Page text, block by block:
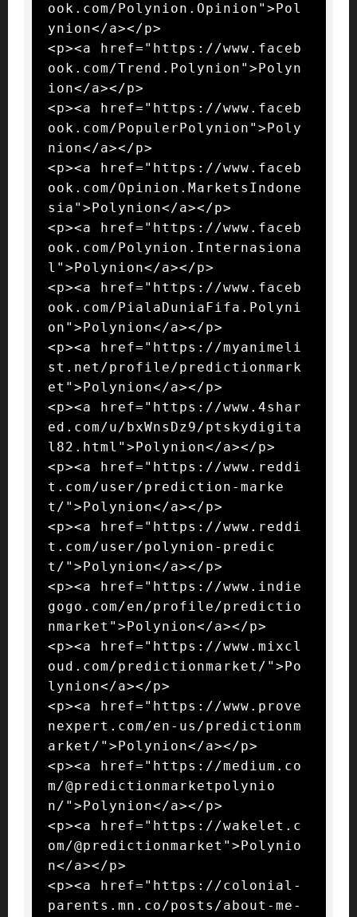
ook.com/Polynion.Opinion">Pol
ynion</a></p>
<p><a href="https://www.faceb
ook.com/Trend.Polynion">Polyn
ion</a></p>
<p><a href="https://www.faceb
ook.com/PopulerPolynion">Poly
nion</a></p>
<p><a href="https://www.faceb
ook.com/Opinion.MarketsIndone
sia">Polynion</a></p>
<p><a href="https://www.faceb
ook.com/Polynion.Internasiona
l">Polynion</a></p>
<p><a href="https://www.faceb
ook.com/PialaDuniaFifa.Polyni
on">Polynion</a></p>
<p><a href="https://myanimeli
st.net/profile/predictionmark
et">Polynion</a></p>
<p><a href="https://www.4shar
ed.com/u/bxWnsDz9/ptskydigita
l82.html">Polynion</a></p>
<p><a href="https://www.reddi
t.com/user/prediction-marke
t/">Polynion</a></p>
<p><a href="https://www.reddi
t.com/user/polynion-predic
t/">Polynion</a></p>
<p><a href="https://www.indie
gogo.com/en/profile/predictio
nmarket">Polynion</a></p>
<p><a href="https://www.mixcl
oud.com/predictionmarket/">Po
lynion</a></p>
<p><a href="https://www.prove
nexpert.com/en-us/predictionm
arket/">Polynion</a></p>
<p><a href="https://medium.co
m/@predictionmarketpolynio
n/">Polynion</a></p>
<p><a href="https://wakelet.c
om/@predictionmarket">Polynio
n</a></p>
<p><a href="https://colonial-
parents.mn.co/posts/about-me-